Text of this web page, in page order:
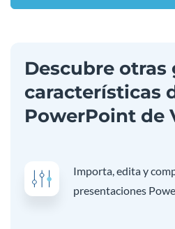
Descubre otras
características
PowerPoint de
Importa, edita y
presentaciones